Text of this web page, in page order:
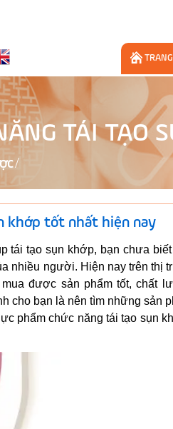
TÁI TẠO
khớp tốt nhất hiện nay
tái tạo sụn khớp, bạn chưa
nhiều người. Hiện nay trên thị
được sản phẩm tốt, chất
cho bạn là nên tìm những sản
phẩm chức năng tái tạo sụn